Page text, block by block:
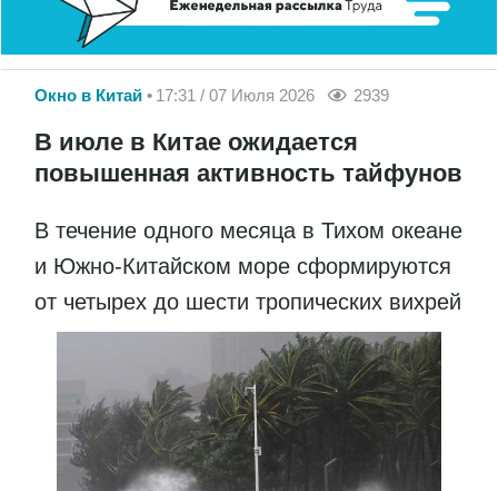
Окно в Китай 17:31 / 07 Июля 2026 2939
В июле в Китае ожидается
повышенная активность тайфунов
В течение одного месяца в Тихом океане
и Южно-Китайском море сформируются
от четырех до шести тропических вихрей